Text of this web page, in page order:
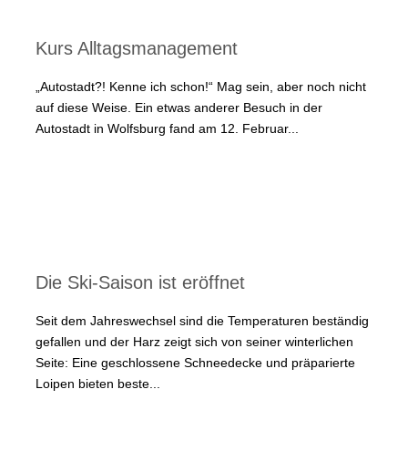
Kurs Alltagsmanagement
„Autostadt?! Kenne ich schon!“ Mag sein, aber noch nicht
auf diese Weise. Ein etwas anderer Besuch in der
Autostadt in Wolfsburg fand am 12. Februar...
Die Ski-Saison ist eröffnet
Seit dem Jahreswechsel sind die Temperaturen beständig
gefallen und der Harz zeigt sich von seiner winterlichen
Seite: Eine geschlossene Schneedecke und präparierte
Loipen bieten beste...